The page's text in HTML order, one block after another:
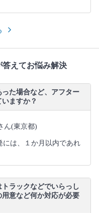
えてお悩み解決
た場合など、アフター
ますか？
ん(東京都)
には、１か月以内であれ
ラックなどでいらっし
意など何か対応が必要